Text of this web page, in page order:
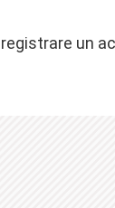
un